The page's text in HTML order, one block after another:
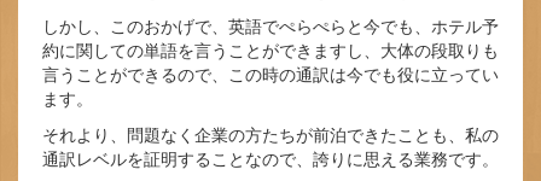
しかし、このおかげで、英語でぺらぺらと今でも、ホテル予
約に関しての単語を言うことができますし、大体の段取りも
言うことができるので、この時の通訳は今でも役に立ってい
ます。
それより、問題なく企業の方たちが前泊できたことも、私の
通訳レベルを証明することなので、誇りに思える業務です。